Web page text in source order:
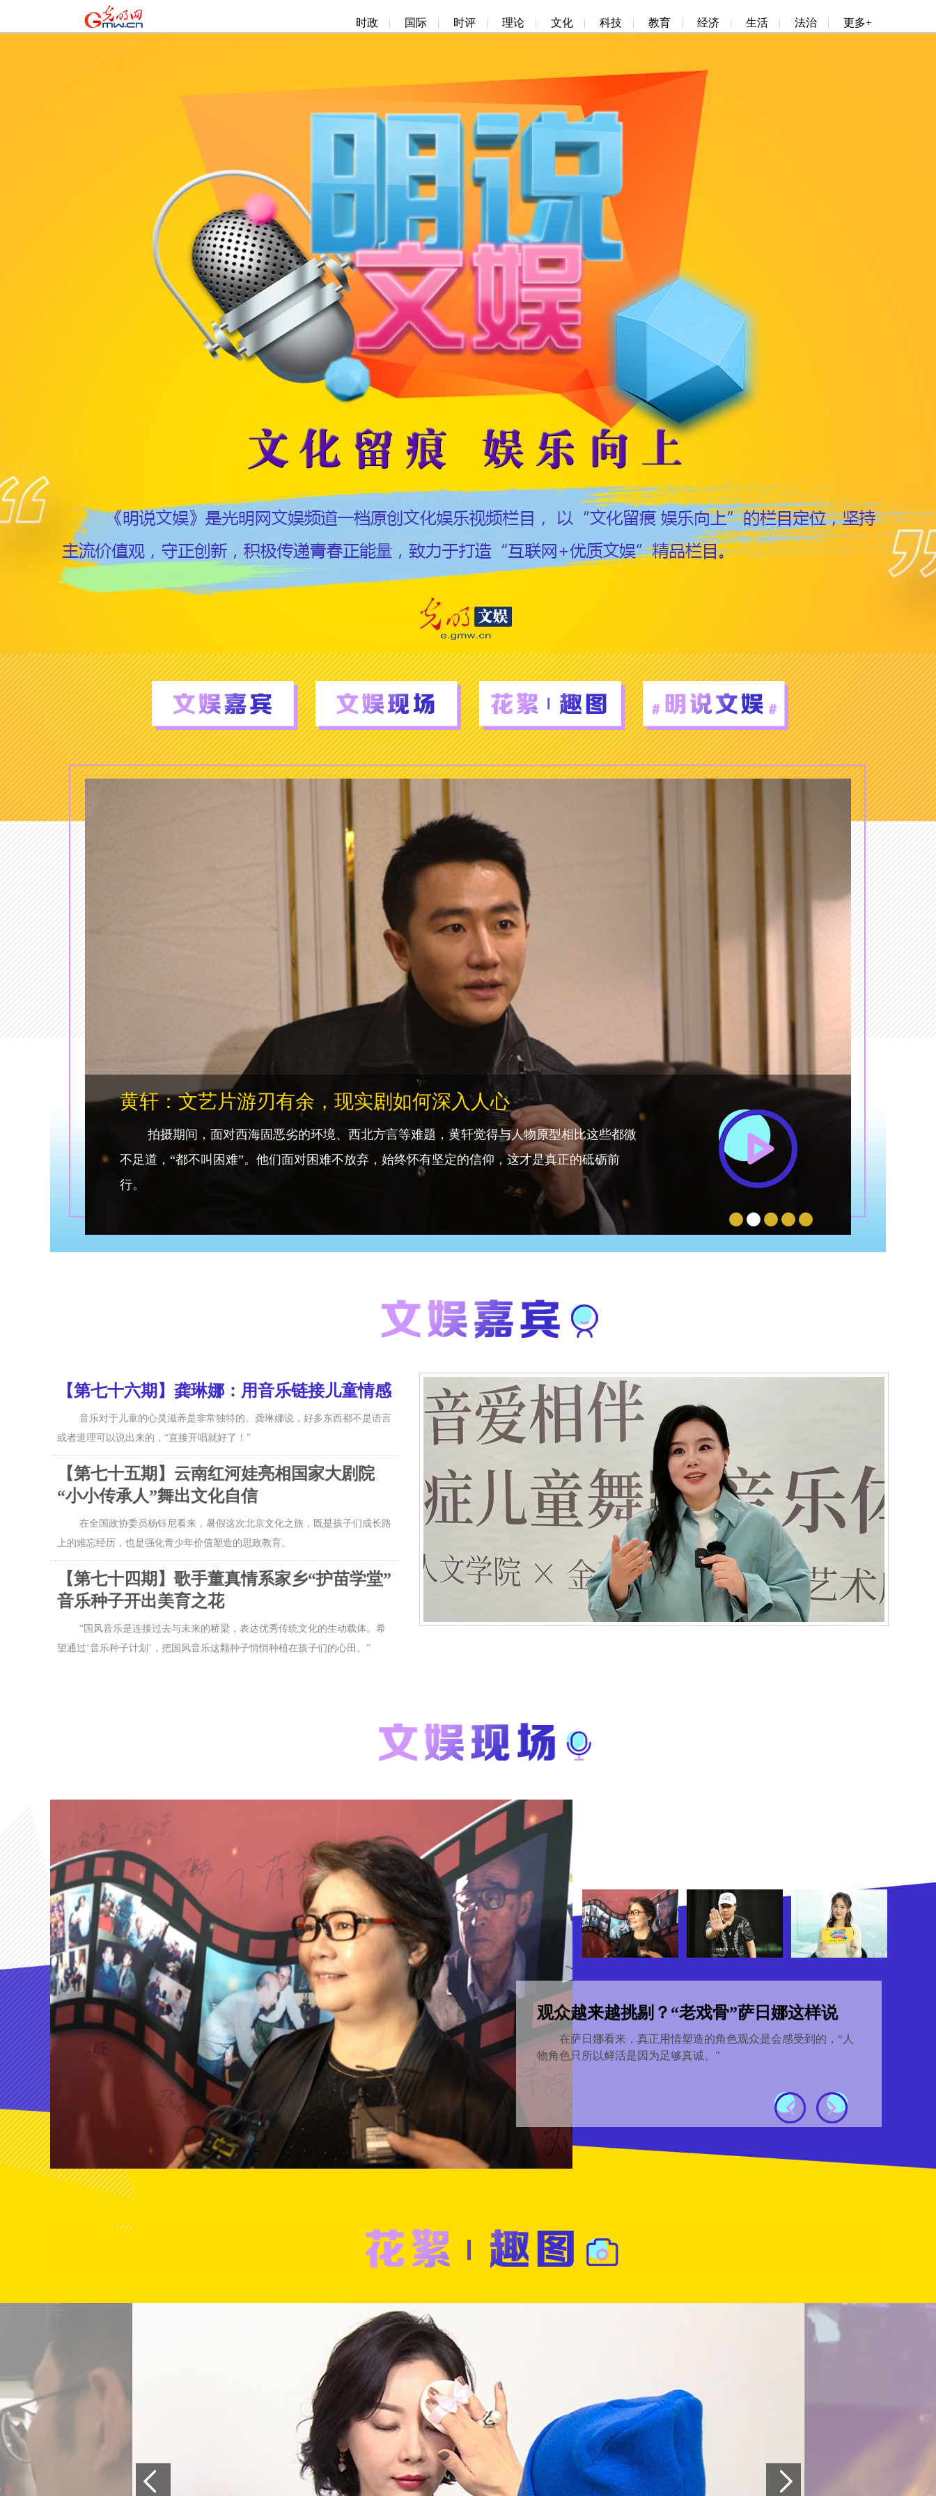
时政 | 国际 | 时评 | 理论 | 文化 | 科技 | 教育 | 经济 | 生活 | 法治 | 更多+
欧阳娜娜：青春终有一天逝去，趁年轻努力奋斗
“青春终有一天会逝去，留在内心的东西不会消失，趁年轻一定要努力奋斗。”谈到青年人
如何奋斗，欧阳娜娜满满的正能量，展现了00后这代人的青春气息和奋斗精神。
【第七十六期】龚琳娜：用音乐链接儿童情感
音乐对于儿童的心灵滋养是非常独特的。龚琳娜说，好多东西都不是语言
或者道理可以说出来的，“直接开唱就好了！”
【第七十五期】云南红河娃亮相国家大剧院
“小小传承人”舞出文化自信
在全国政协委员杨钰尼看来，暑假这次北京文化之旅，既是孩子们成长路
上的难忘经历，也是强化青少年价值塑造的思政教育。
【第七十四期】歌手董真情系家乡“护苗学堂”
音乐种子开出美育之花
“国风音乐是连接过去与未来的桥梁，表达优秀传统文化的生动载体。希
望通过‘音乐种子计划’，把国风音乐这颗种子悄悄种植在孩子们的心田。”
观众越来越挑剔？“老戏骨”萨日娜这样说
在萨日娜看来，真正用情塑造的角色观众是会感受到的，“人
物角色只所以鲜活是因为足够真诚。”